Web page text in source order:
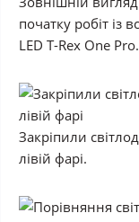
початку робіт із
LED T-Rex One Pro.
Закріпили
лівій фарі.